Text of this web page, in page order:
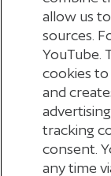
allow us
sources.
YouTube.
cookies
and
tracking
consent.
any time